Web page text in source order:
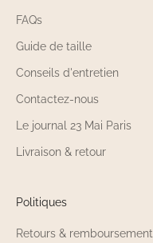
FAQs
Guide de taille
Conseils d'entretien
Contactez-nous
Le journal 23 Mai Paris
Livraison & retour
Politiques
Retours & remboursement